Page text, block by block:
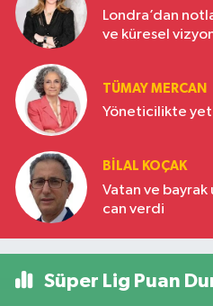
Londra’dan
ve küresel
TÜMAY MERCAN
Yöneticilikte
BILAL KOÇAK
Vatan ve
can verdi
Süper Lig Puan